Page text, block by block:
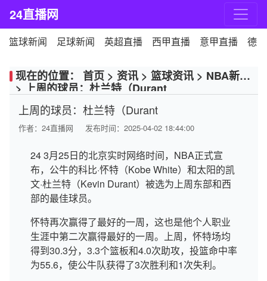
24直播网
篮球新闻 足球新闻 英超直播 西甲直播 意甲直播 德
现在的位置： 首页 > 资讯 > 篮球资讯 > NBA新闻
> 上周的球员：杜兰特（Durant
上周的球员：杜兰特（Durant
作者： 24直播网 发布时间：2025-04-02 18:44:00
24 3月25日的北京实时网络时间，NBA正式宣
布，公牛的科比·怀特（Kobe White）和太阳的凯
文·杜兰特（Kevin Durant）被选为上周东部和西
部的最佳球员。
怀特再次赢得了最好的一周，这也是他个人职业
生涯中第二次赢得最好的一周。上周，怀特场均
得到30.3分，3.3个篮板和4.0次助攻，投篮命中率
为55.6，使公牛队获得了3次胜利和1次失利。